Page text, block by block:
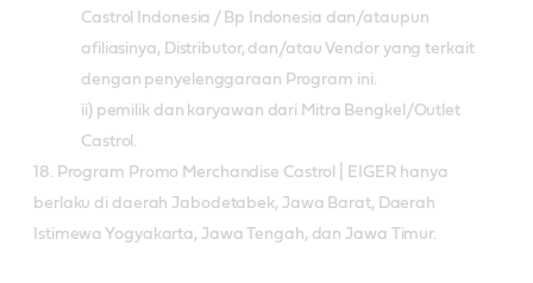
Castrol Indonesia / Bp Indonesia dan/ataupun
afiliasinya, Distributor, dan/atau Vendor yang terkait
dengan penyelenggaraan Program ini.
ii) pemilik dan karyawan dari Mitra Bengkel/Outlet
Castrol.
18. Program Promo Merchandise Castrol | EIGER hanya
berlaku di daerah Jabodetabek, Jawa Barat, Daerah
Istimewa Yogyakarta, Jawa Tengah, dan Jawa Timur.